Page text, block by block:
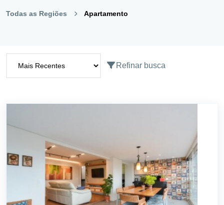
Todas as Regiões Apartamento
Refinar busca